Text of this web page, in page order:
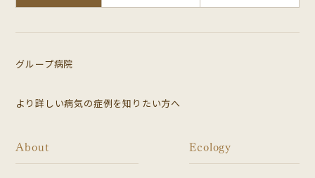
グループ病院
より詳しい病気の症例を知りたい方へ
About Ecology